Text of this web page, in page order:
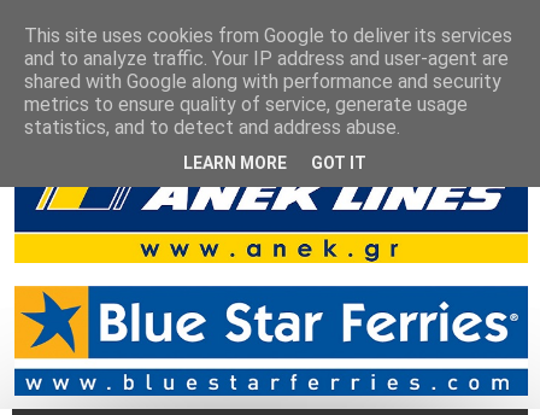
This site uses cookies from Google to deliver its services
and to analyze traffic. Your IP address and user-agent are
shared with Google along with performance and security
metrics to ensure quality of service, generate usage
statistics, and to detect and address abuse.
LEARN MORE GOT IT